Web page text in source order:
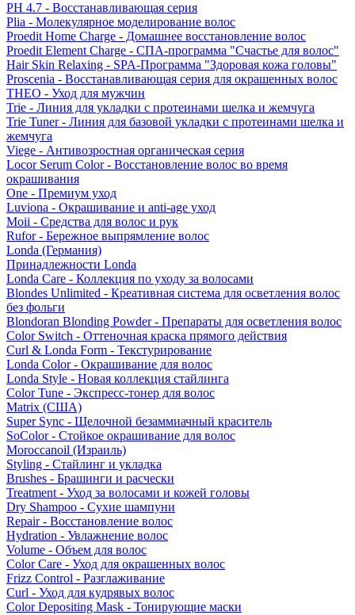
PH 4.7 - Восстанавливающая серия
Plia - Молекулярное моделирование волос
Proedit Home Charge - Домашнее восстановление волос
Proedit Element Charge - СПА-программа "Счастье для волос"
Hair Skin Relaxing - SPA-Программа "Здоровая кожа головы"
Proscenia - Восстанавливающая серия для окрашенных волос
THEO - Уход для мужчин
Trie - Линия для укладки с протеинами шелка и жемчуга
Trie Tuner - Линия для базовой укладки с протеинами шелка и
жемчуга
Viege - Антивозростная органическая серия
Locor Serum Color - Восстановление волос во время
окрашивания
One - Премиум уход
Luviona - Окрашивание и anti-age уход
Moii - Средства для волос и рук
Rufor - Бережное выпрямление волос
Londa (Германия)
Принадлежности Londa
Londa Care - Коллекция по уходу за волосами
Blondes Unlimited - Креативная система для осветления волос
без фольги
Blondoran Blonding Powder - Препараты для осветления волос
Color Switch - Оттеночная краска прямого действия
Curl & Londa Form - Текстурирование
Londa Color - Окрашивание для волос
Londa Style - Новая коллекция стайлинга
Color Tune - Экспресс-тонер для волос
Matrix (США)
Super Sync - Щелочной безаммиачный краситель
SoColor - Стойкое окрашивание для волос
Moroccanoil (Израиль)
Styling - Стайлинг и укладка
Brushes - Брашинги и расчески
Treatment - Уход за волосами и кожей головы
Dry Shampoo - Сухие шампуни
Repair - Восстановление волос
Hydration - Увлажнение волос
Volume - Объем для волос
Color Care - Уход для окрашенных волос
Frizz Control - Разглаживание
Curl - Уход для кудрявых волос
Color Depositing Mask - Тонирующие маски